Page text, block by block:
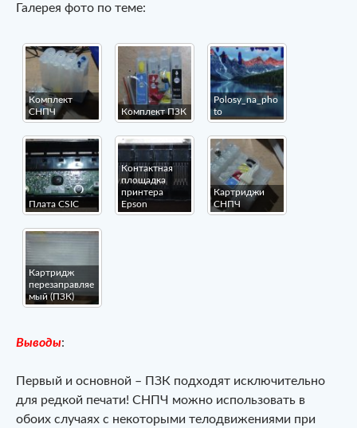
Галерея фото по теме:
Комплект
СНПЧ
Комплект ПЗК
Polosy_na_pho
to
Плата CSIC
Контактная
площадка
принтера
Epson
Картриджи
СНПЧ
Картридж
перезаправляе
мый (ПЗК)
Выводы:
Первый и основной – ПЗК подходят исключительно
для редкой печати! СНПЧ можно использовать в
обоих случаях с некоторыми телодвижениями при